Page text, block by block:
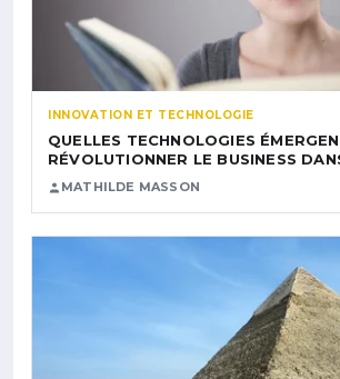
INNOVATION ET TECHNOLOGIE
QUELLES TECHNOLOGIES
RÉVOLUTIONNER LE BUSINESS
MATHILDE MASSON